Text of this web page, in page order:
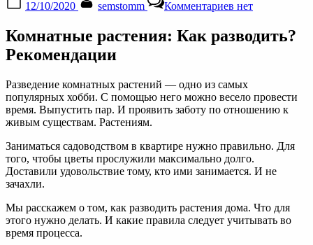
on
12/10/2020 semstomm Комментариевзаписи
растения:
нет
Комнатные растения: Как разводить?
Рекомендации
Разведение комнатных растений — одно из самых
популярных хобби. С помощью него можно весело провести
время. Выпустить пар. И проявить заботу по отношению к
живым существам. Растениям.
Заниматься садоводством в квартире нужно правильно. Для
того, чтобы цветы прослужили максимально долго.
Доставили удовольствие тому, кто ими занимается. И не
зачахли.
Мы расскажем о том, как разводить растения дома. Что для
этого нужно делать. И какие правила следует учитывать во
время процесса.